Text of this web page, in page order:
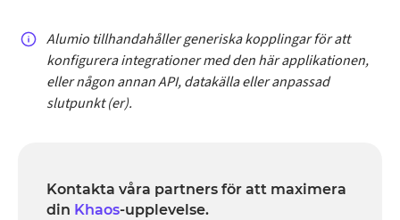
Alumio tillhandahåller generiska kopplingar för att
konfigurera integrationer med den här applikationen,
eller någon annan API, datakälla eller anpassad
slutpunkt (er).
Kontakta våra partners för att maximera
din Khaos-upplevelse.